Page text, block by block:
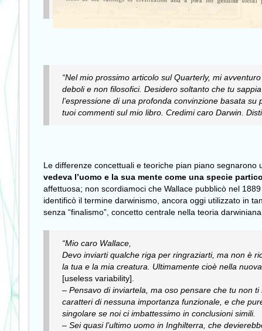
“Nel mio prossimo articolo sul Quarterly, mi
deboli e non filosofici. Desidero soltanto che tu
l’espressione di una profonda convinzione basata
tuoi commenti sul mio libro. Credimi caro Darwin.
Le differenze concettuali e teoriche pian piano segnarono
vedeva l’uomo e la sua mente come una specie
affettuosa; non scordiamoci che Wallace pubblicò nel 1889
identificò il termine darwinismo, ancora oggi utilizzato in
senza “finalismo”, concetto centrale nella teoria
“Mio caro Wallace,
Devo inviarti qualche riga per ringraziarti, ma non è
la tua e la mia creatura. Ultimamente cioè nella
[useless variability].
– Pensavo di inviartela, ma oso pensare che tu non
caratteri di nessuna importanza funzionale, e che
singolare se noi ci imbattessimo in conclusioni simili.
– Sei quasi l’ultimo uomo in Inghilterra, che